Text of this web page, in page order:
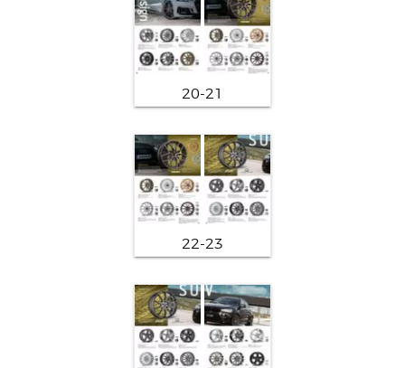
20-21
22-23